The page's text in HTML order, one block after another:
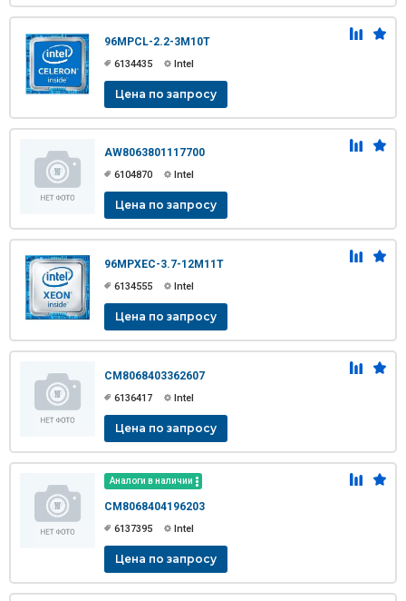
96MPCL-2.2-3M10T
6134435 Intel
Цена по запросу
AW8063801117700
6104870 Intel
Цена по запросу
96MPXEC-3.7-12M11T
6134555 Intel
Цена по запросу
CM8068403362607
6136417 Intel
Цена по запросу
Аналоги в наличии
CM8068404196203
6137395 Intel
Цена по запросу